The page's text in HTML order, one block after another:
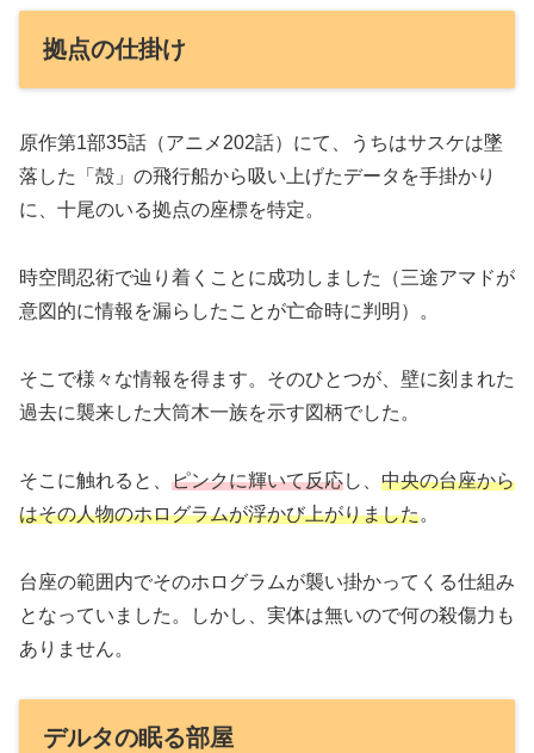
拠点の仕掛け
原作第1部35話（アニメ202話）にて、うちはサスケは墜
落した「殻」の飛行船から吸い上げたデータを手掛かり
に、十尾のいる拠点の座標を特定。
時空間忍術で辿り着くことに成功しました（三途アマドが
意図的に情報を漏らしたことが亡命時に判明）。
そこで様々な情報を得ます。そのひとつが、壁に刻まれた
過去に襲来した大筒木一族を示す図柄でした。
そこに触れると、 ピンクに輝いて反応し、 中央の台座から
はその人物のホログラムが浮かび上がりました。
台座の範囲内でそのホログラムが襲い掛かってくる仕組み
となっていました。しかし、実体は無いので何の殺傷力も
ありません。
デルタの眠る部屋